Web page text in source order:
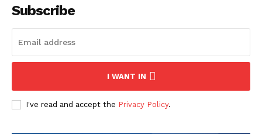
Subscribe
I WANT IN
I've read and accept the Privacy Policy.